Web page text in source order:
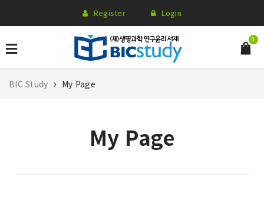
Register Login
0
BIC Study My Page
My Page